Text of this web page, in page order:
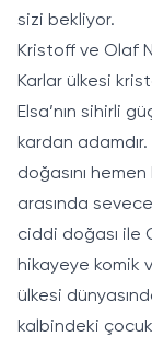
sizi bekliyor.
Kristoff ve Olaf
Karlar ülkesi
Elsa’nın sihirli
kardan
doğasını
arasında
ciddi doğası ile
hikayeye komik
ülkesi
kalbindeki